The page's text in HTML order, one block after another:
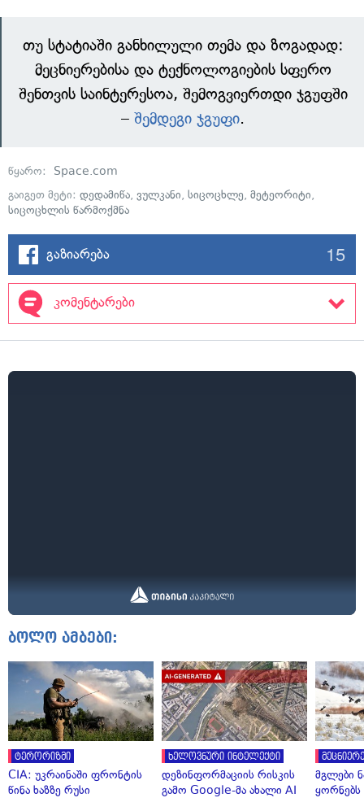
თუ სტატიაში განხილული თემა და ზოგადად:
მეცნიერებისა და ტექნოლოგიების სფერო
შენთვის საინტერესოა, შემოგვიერთდი ჯგუფში
– შემდეგი ჯგუფი.
წყარო: Space.com
გაიგეთ მეტი: დედამიწა, ვულკანი, სიცოცხლე, მეტეორიტი,
სიცოცხლის წარმოქმნა
გაზიარება 15
კომენტარები
ბოლო ამბები:
ტერორიზმი
CIA: უკრაინაში ფრონტის
წინა ხაზზე რუსი
ხელოვნური ინტელექტი
დეზინფორმაციის რისკის
გამო Google-მა ახალი AI
მგლები